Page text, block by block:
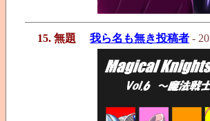
15. 無題 我ら名も無き投稿者 -